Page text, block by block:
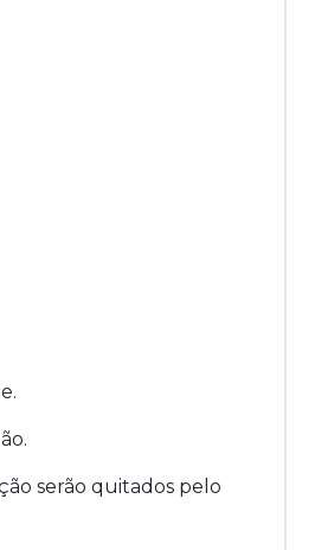
serão quitados pelo